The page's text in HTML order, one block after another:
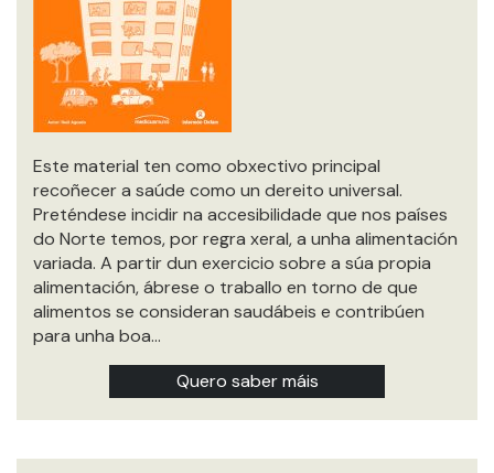
Este material ten como obxectivo principal
recoñecer a saúde como un dereito universal.
Preténdese incidir na accesibilidade que nos países
do Norte temos, por regra xeral, a unha alimentación
variada. A partir dun exercicio sobre a súa propia
alimentación, ábrese o traballo en torno de que
alimentos se consideran saudábeis e contribúen
para unha boa…
Quero saber máis